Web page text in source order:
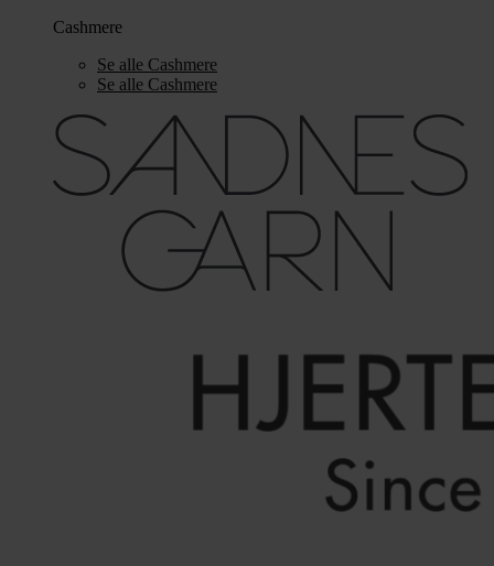
Cashmere
Se alle Cashmere
Se alle Cashmere